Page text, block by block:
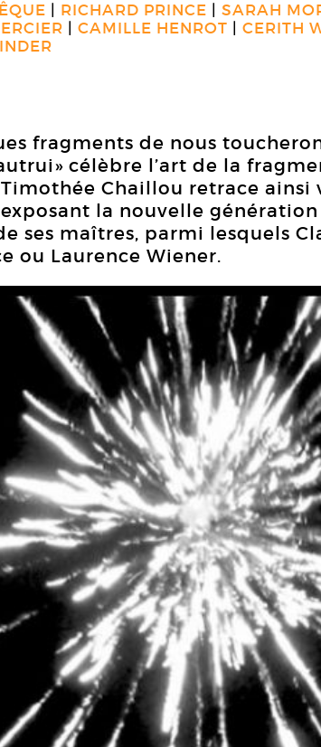
RICHARD PRINCE
SARAH
CAMILLE HENROT
CERITH
fragments de nous
célèbre l’art de la
Chaillou retrace ainsi
la nouvelle génération
ses maîtres, parmi lesquels
ou Laurence Wiener.